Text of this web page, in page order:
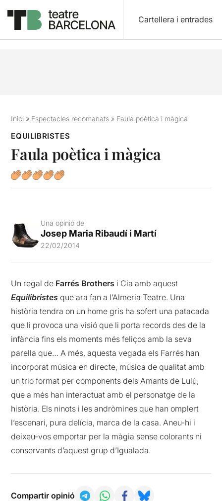
Cartellera i entrades
Inici » Espectacles recomanats » Faula poètica i màgica
EQUILIBRISTES
Faula poètica i màgica
Una opinió de
Josep Maria Ribaudí i Martí
22/02/2014
Un regal de Farrés Brothers i Cia amb aquest
Equilibristes que ara fan a l’Almeria Teatre. Una
història tendra on un home gris ha sofert una patacada
que li provoca una visió que li porta records des de la
infància fins els moments més feliços amb la seva
parella que… A més, aquesta vegada els Farrés han
incorporat música en directe, música de qualitat amb
un trio format per components dels Amants de Lulú,
que a més han interactuat amb el personatge de la
història. Els ninots i les andròmines que han omplert
l’escenari, pura delícia, marca de la casa. Aneu-hi i
deixeu-vos emportar per la màgia sense colorants ni
conservants d’aquest grup d’Igualada.
Compartir opinió